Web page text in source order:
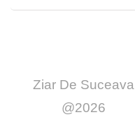
Ziar De Suceava
@2026